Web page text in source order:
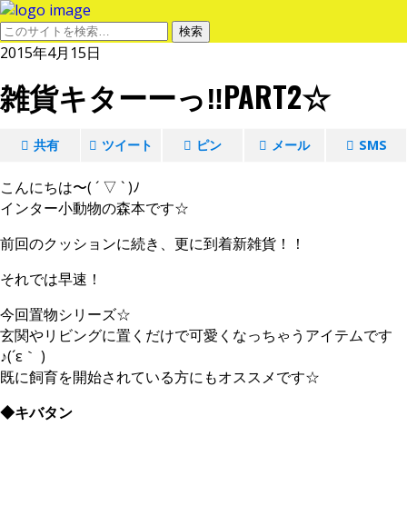
2015年4月15日
雑貨キターーっ‼️PART2☆
共有 ツイート ピン メール SMS
こんにちは〜( ´ ▽ ` )ﾉ
インター小動物の森本です☆
前回のクッションに続き、更に到着新雑貨！！
それでは早速！
今回置物シリーズ☆
玄関やリビングに置くだけで可愛くなっちゃうアイテムです
♪(´ε｀ )
既に飼育を開始されている方にもオススメです☆
◆キバタン